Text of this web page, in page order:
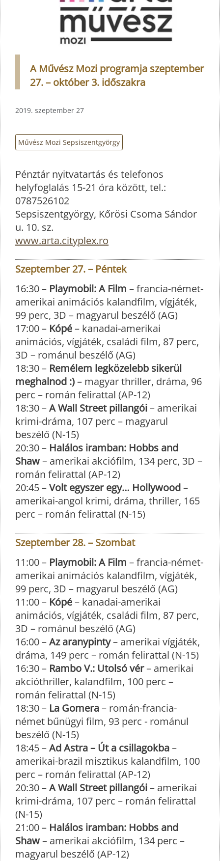
A Művész Mozi programja szeptember
27. – október 3. időszakra
2019. szeptember 27
Művész Mozi Sepsiszentgyörgy
Pénztár nyitvatartás és telefonos
helyfoglalás 15-21 óra között, tel.:
0787526102
Sepsiszentgyörgy, Kőrösi Csoma Sándor
u. 10. sz.
www.arta.cityplex.ro
Szeptember 27. – Péntek
16:30 – Playmobil: A Film – francia-német-
amerikai animációs kalandfilm, vígjáték,
99 perc, 3D – magyarul beszélő (AG)
17:00 – Kópé– kanadai-amerikai
animációs, vígjáték, családi film, 87 perc,
3D – románul beszélő (AG)
18:30 – Remélem legközelebb sikerül
meghalnod :)– magyar thriller, dráma, 96
perc – román felirattal (AP-12)
18:30 –A Wall Street pillangói– amerikai
krimi-dráma, 107 perc – magyarul
beszélő (N-15)
20:30 – Halálos iramban: Hobbs and
Shaw– amerikai akciófilm, 134 perc, 3D –
román felirattal (AP-12)
20:45 –Volt egyszer egy… Hollywood–
amerikai-angol krimi, dráma, thriller, 165
perc – román felirattal (N-15)
Szeptember 28. – Szombat
11:00 – Playmobil: A Film – francia-német-
amerikai animációs kalandfilm, vígjáték,
99 perc, 3D – magyarul beszélő (AG)
11:00 – Kópé– kanadai-amerikai
animációs, vígjáték, családi film, 87 perc,
3D – románul beszélő (AG)
16:00 –Az aranypinty– amerikai vígjáték,
dráma, 149 perc – román felirattal (N-15)
16:30 – Rambo V.: Utolsó vér– amerikai
akcióthriller, kalandfilm, 100 perc –
román felirattal (N-15)
18:30 – La Gomera– román-francia-
német bűnügyi film, 93 perc - románul
beszélő (N-15)
18:45 –Ad Astra – Út a csillagokba–
amerikai-brazil misztikus kalandfilm, 100
perc – román felirattal (AP-12)
20:30 –A Wall Street pillangói– amerikai
krimi-dráma, 107 perc – román felirattal
(N-15)
21:00 – Halálos iramban: Hobbs and
Shaw– amerikai akciófilm, 134 perc –
magyarul beszélő (AP-12)